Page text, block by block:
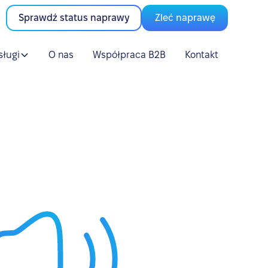
Sprawdź status naprawy Zleć naprawę
O nas Współpraca B2B Kontakt